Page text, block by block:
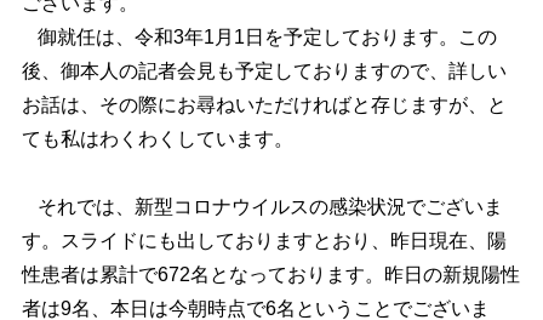
御就任は、令和3年1月1日を予定しております。この
後、御本人の記者会見も予定しておりますので、詳しい
お話は、その際にお尋ねいただければと存じますが、と
ても私はわくわくしています。
それでは、新型コロナウイルスの感染状況でございま
す。スライドにも出しておりますとおり、昨日現在、陽
性患者は累計で672名となっております。昨日の新規陽性
者は9名、本日は今朝時点で6名ということでございま